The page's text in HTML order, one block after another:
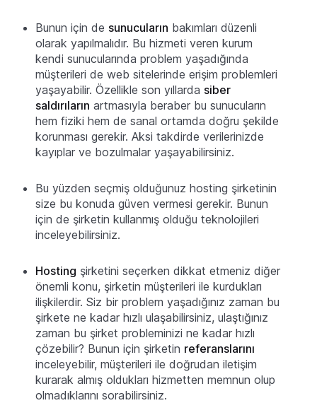
Bunun için de sunucuların bakımları düzenli
olarak yapılmalıdır. Bu hizmeti veren kurum
kendi sunucularında problem yaşadığında
müşterileri de web sitelerinde erişim problemleri
yaşayabilir. Özellikle son yıllarda siber
saldırıların artmasıyla beraber bu sunucuların
hem fiziki hem de sanal ortamda doğru şekilde
korunması gerekir. Aksi takdirde verilerinizde
kayıplar ve bozulmalar yaşayabilirsiniz.
Bu yüzden seçmiş olduğunuz hosting şirketinin
size bu konuda güven vermesi gerekir. Bunun
için de şirketin kullanmış olduğu teknolojileri
inceleyebilirsiniz.
Hosting şirketini seçerken dikkat etmeniz diğer
önemli konu, şirketin müşterileri ile kurdukları
ilişkilerdir. Siz bir problem yaşadığınız zaman bu
şirkete ne kadar hızlı ulaşabilirsiniz, ulaştığınız
zaman bu şirket probleminizi ne kadar hızlı
çözebilir? Bunun için şirketin referanslarını
inceleyebilir, müşterileri ile doğrudan iletişim
kurarak almış oldukları hizmetten memnun olup
olmadıklarını sorabilirsiniz.